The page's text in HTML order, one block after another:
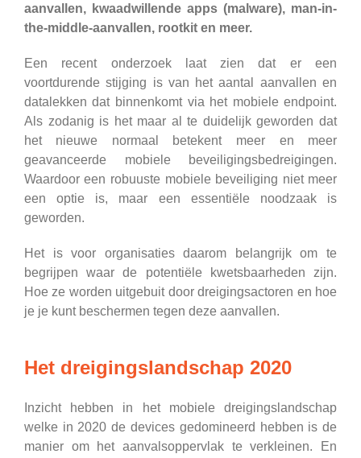
aanvallen, kwaadwillende apps (malware), man-in-
the-middle-aanvallen, rootkit en meer.
Een recent onderzoek laat zien dat er een
voortdurende stijging is van het aantal aanvallen en
datalekken dat binnenkomt via het mobiele endpoint.
Als zodanig is het maar al te duidelijk geworden dat
het nieuwe normaal betekent meer en meer
geavanceerde mobiele beveiligingsbedreigingen.
Waardoor een robuuste mobiele beveiliging niet meer
een optie is, maar een essentiële noodzaak is
geworden.
Het is voor organisaties daarom belangrijk om te
begrijpen waar de potentiële kwetsbaarheden zijn.
Hoe ze worden uitgebuit door dreigingsactoren en hoe
je je kunt beschermen tegen deze aanvallen.
Het dreigingslandschap 2020
Inzicht hebben in het mobiele dreigingslandschap
welke in 2020 de devices gedomineerd hebben is de
manier om het aanvalsoppervlak te verkleinen. En